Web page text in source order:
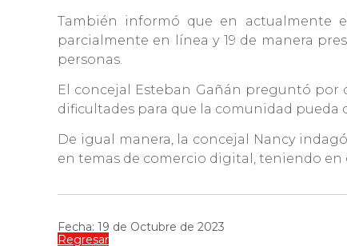
También informó que en actualmente
parcialmente en línea y 19 de manera
personas.
El concejal Esteban Gañán preguntó por
dificultades para que la comunidad pueda
De igual manera, la concejal Nancy
en temas de comercio digital, teniendo
Fecha: 19 de Octubre de 2023
Regresar